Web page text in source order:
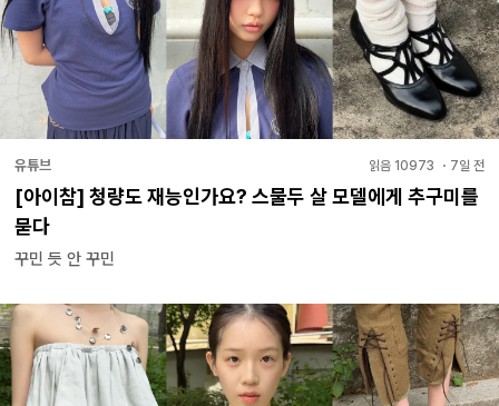
유튜브 읽음 10973 ・ 7일 전
[아이참] 청량도 재능인가요? 스물두 살 모델에게 추구미를
묻다
꾸민 듯 안 꾸민